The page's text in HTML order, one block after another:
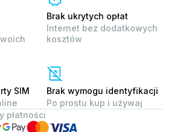
Brak ukrytych opłat
Internet bez dodatkowych
kosztów
SIM
Brak wymogu identyfikacji
Po prostu kup i używaj
płatności